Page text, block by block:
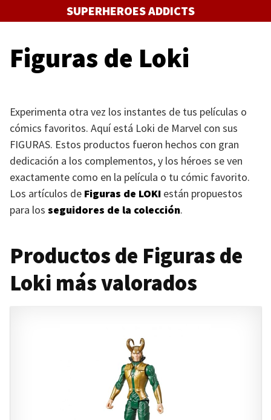
al
SUPERHEROES ADDICTS
Figuras de Loki
Experimenta otra vez los instantes de tus películas o
cómics favoritos. Aquí está Loki de Marvel con sus
FIGURAS. Estos productos fueron hechos con gran
dedicación a los complementos, y los héroes se ven
exactamente como en la película o tu cómic favorito.
Los artículos de Figuras de LOKI están propuestos
para los seguidores de la colección.
Productos de Figuras de
Loki más valorados